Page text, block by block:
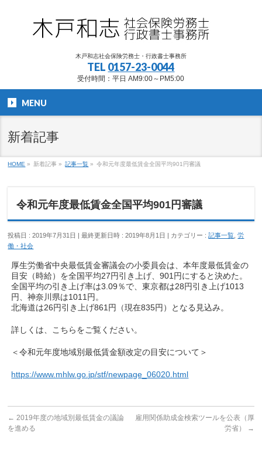
木戸和志社会保険労務士・行政書士事務所
TEL 0157-23-0044
受付時間：平日 AM9:00～PM5:00
MENU
新着記事
HOME » 新着記事 » 記事一覧 » 令和元年度最低賃金全国平均901円審議
令和元年度最低賃金全国平均901円審議
投稿日 : 2019年7月31日 最終更新日時 : 2019年8月1日 カテゴリー :記事一覧 ,労
働・社会
厚生労働省中央最低賃金審議会の小委員会は、本年度最低賃金の
目安（時給）を全国平均27円引き上げ、901円にすると決めた。
全国平均の引き上げ率は3.09％で、東京都は28円引き上げ1013
円、神奈川県は1011円。
北海道は26円引き上げ861円（現在835円）となる見込み。
詳しくは、こちらをご覧ください。
＜令和元年度地域別最低賃金額改定の目安について＞
https://www.mhlw.go.jp/stf/newpage_06020.html
← 2019年度の地域別最低賃金の議論
を進める
雇用関係助成金検索ツールを公表（厚
労省）
→